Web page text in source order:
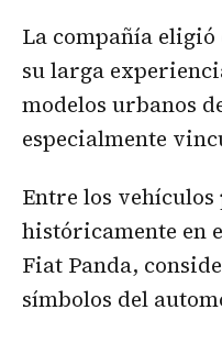
La compañía
su larga
modelos urbanos
especialmente
Entre los
históricamente en
Fiat Panda,
símbolos del